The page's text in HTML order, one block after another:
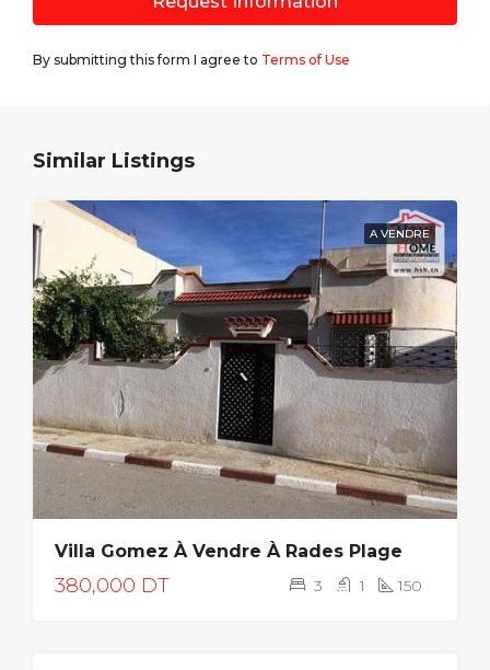
By submitting this form I agree to Terms of Use
Similar Listings
A VENDRE
Villa Gomez À Vendre À Rades Plage
380,000 DT 3 1 150